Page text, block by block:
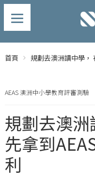
首頁 規劃去澳洲讀中學，
AEAS 澳洲中小學教育評審測驗
規劃去澳
先拿到
利